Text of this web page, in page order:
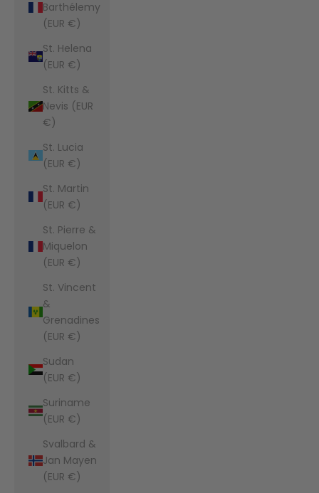
Barthélemy
(EUR €)
St. Helena
(EUR €)
St. Kitts &
Nevis (EUR
€)
St. Lucia
(EUR €)
St. Martin
(EUR €)
St. Pierre &
Miquelon
(EUR €)
St. Vincent
&
Grenadines
(EUR €)
Sudan
(EUR €)
Suriname
(EUR €)
Svalbard &
Jan Mayen
(EUR €)